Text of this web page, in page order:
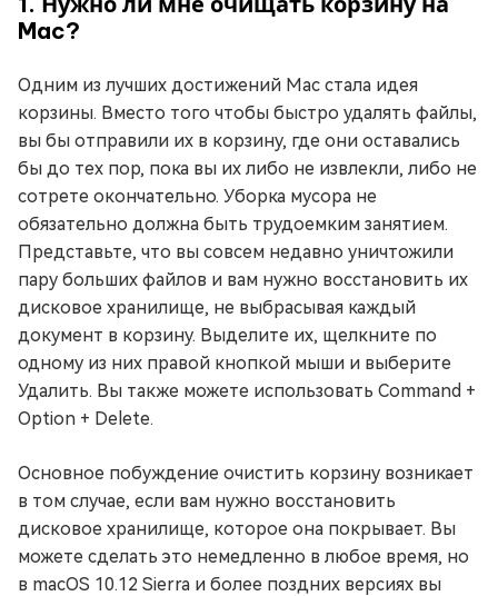
Mac?
Одним из лучших достижений Mac стала идея
корзины. Вместо того чтобы быстро удалять файлы,
вы бы отправили их в корзину, где они оставались
бы до тех пор, пока вы их либо не извлекли, либо не
сотрете окончательно. Уборка мусора не
обязательно должна быть трудоемким занятием.
Представьте, что вы совсем недавно уничтожили
пару больших файлов и вам нужно восстановить их
дисковое хранилище, не выбрасывая каждый
документ в корзину. Выделите их, щелкните по
одному из них правой кнопкой мыши и выберите
Удалить. Вы также можете использовать Command +
Option + Delete.
Основное побуждение очистить корзину возникает
в том случае, если вам нужно восстановить
дисковое хранилище, которое она покрывает. Вы
можете сделать это немедленно в любое время, но
в macOS 10.12 Sierra и более поздних версиях вы